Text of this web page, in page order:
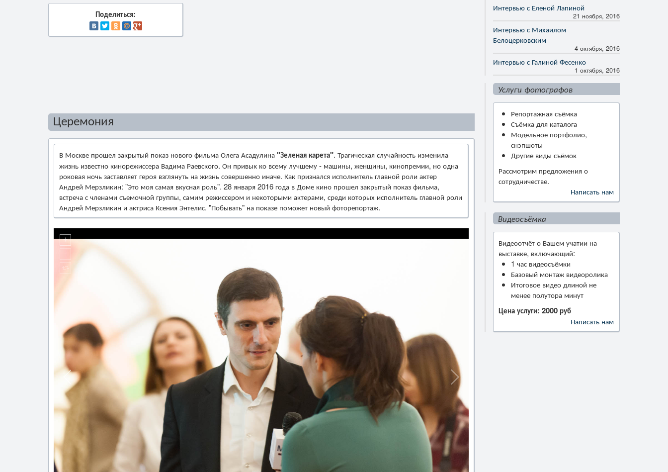
Поделиться:
Церемония
В Москве прошел закрытый показ нового фильма Олега Асадулина"Зеленая карета". Трагическая случайность изменила
жизнь известно кинорежиссера Вадима Раевского. Он привык ко всему лучшему - машины, женщины, кинопремии, но одна
роковая ночь заставляет героя взглянуть на жизнь совершенно иначе. Как признался исполнитель главной роли актер
Андрей Мерзликин: "Это моя самая вкусная роль". 28 января 2016 года в Доме кино прошел закрытый показ фильма,
встреча с членами съемочной группы, самим режиссером и некоторыми актерами, среди которых исполнитель главной роли
Андрей Мерзликин и актриса Ксения Энтелис. "Побывать" на показе поможет новый фоторепортаж.
Интервью с Еленой Лапиной
21 ноября, 2016
Интервью с Михаилом
Белоцерковским
4 октября, 2016
Интервью с Галиной Фесенко
1 октября, 2016
Услуги фотографов
Репортажная съёмка
Съёмка для каталога
Модельное портфолио,
снэпшоты
Другие виды съёмок
Рассмотрим предложения о
сотрудничестве.
Написать нам
Видеосъёмка
Видеоотчёт о Вашем учатии на
выставке, включающий:
1 час видеосъёмки
Базовый монтаж видеоролика
Итоговое видео длиной не
менее полутора минут
Цена услуги: 2000 руб
Написать нам